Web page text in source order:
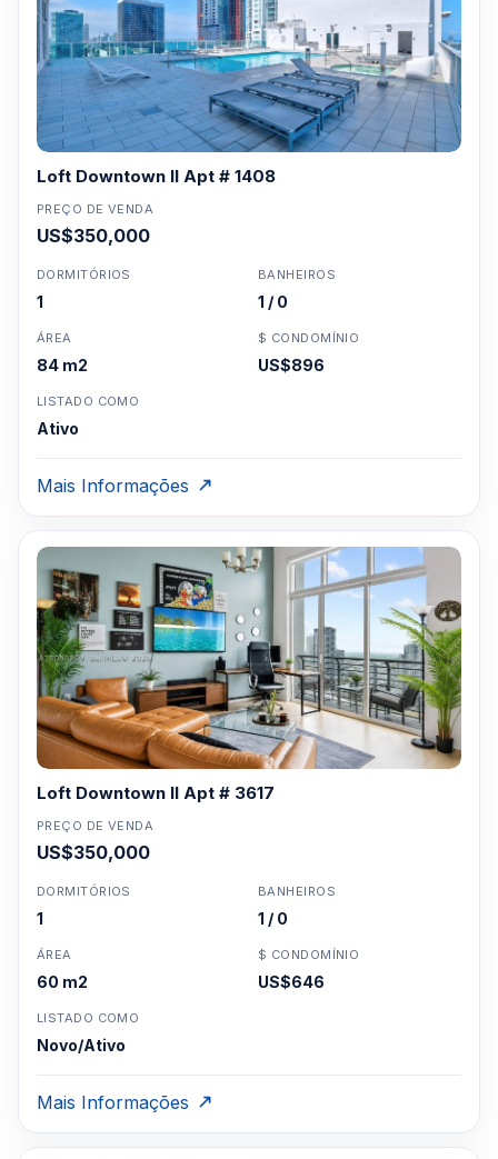
Loft Downtown II Apt # 1408
PREÇO DE VENDA
US$350,000
DORMITÓRIOS
1
BANHEIROS
1 / 0
ÁREA
84 m2
$ CONDOMÍNIO
US$896
LISTADO COMO
Ativo
Mais Informações
Loft Downtown II Apt # 3617
PREÇO DE VENDA
US$350,000
DORMITÓRIOS
1
BANHEIROS
1 / 0
ÁREA
60 m2
$ CONDOMÍNIO
US$646
LISTADO COMO
Novo/Ativo
Mais Informações